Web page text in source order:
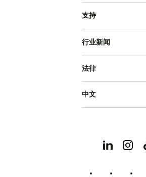
支持
行业新闻
法律
中文